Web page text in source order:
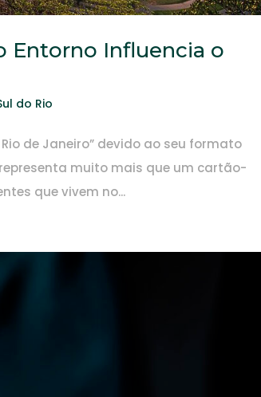
Entorno Influencia o
do Rio
de Janeiro” devido ao seu formato
muito mais que um cartão-
que vivem no...